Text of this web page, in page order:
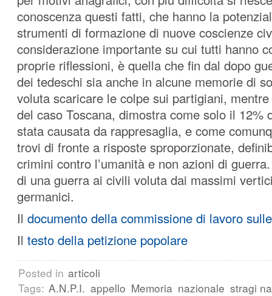
conoscenza questi fatti, che hanno la
strumenti di formazione di nuove coscienze
considerazione importante su cui tutti hanno
proprie riflessioni, è quella che fin dal dopo
dei tedeschi sia anche in alcune memorie di
voluta scaricare le colpe sui partigiani, mentre
del caso Toscana, dimostra come solo il 12%
stata causata da rappresaglia, e come
trovi di fronte a risposte sproporzionate,
crimini contro l’umanità e non azioni di
di una guerra ai civili voluta dai massimi
germanici.
Il documento della commissione di lavoro
Il testo della petizione popolare
Posted in articoli
Tags: A.N.P.I. appello Memoria nazionale stragi